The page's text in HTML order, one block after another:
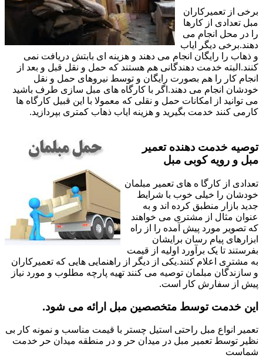
برخی از تعمیرکاران
مبل تعدادی از کارها
را در محل انجام می
دهند.برخی دیگر ایاب
و ذهاب را رایگان انجام می دهند و هزینه ای بابتش دریافت نمی
کنند.البته خدمت دهندگانی هم هستند که حمل و نقل قبل و بعد از
انجام کار را هم بصورت رایگان و توسط نیروهای حمل و نقل
خودشان انجام می دهند.اگر با کارگاه های مبل سازی طرف باشید
می توانید از امکانات حمل و نقلی که معمولا با این قبیل کارگاه ها
کارمی کنند خدمت بگیرید و هزینه ایاب ذهاب کمتری بپردازید.
توصیه خدمت دهنده تعمیر
مبل و رویه کوبی مبل
تعدادی از کارگا ه های تعمیر مبلمان
خودشان را خیلی خوب با شرایط
جدید بازار منطبق کرده اند و به
عنوان مثال از مشتری می خواهند
که تصویر مورد پیش آمده را از راه
ابزارهای پیام رسان برایشان
بفرستند تا یک برآورد اولیه از قیمت
به مشتری اعلام کنند.یکی از دیگر از راهنمایی هایی که تعمیرکاران
و سازندگان مبلمان توصیه می کنند تهیه پارچه مطلوب و مورد نیاز
پیش از سفارش کار است.
این خدمت توسط متخصصین مبل ارائه می شود.
تعمیر انواع مبل راحتی استیل چستر با قیمت مناسب و نمونه کار بی
نظیر توسط تعمیر مبل در میدان حر و در منطقه میدان حر خدمت
شماست